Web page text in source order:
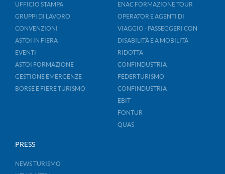
UFFICIO STAMPA
GRUPPI DI LAVORO
CONVENZIONI
ASTOI IN FIERA
EVENTI
ASTOI FORMAZIONE
GESTIONE EMERGENZE
BORSE E FIERE TURISMO
ENAC FORMAZIONE TOUR
OPERATOR E AGENTI DI
VIAGGIO - PASSEGGERI CON
DISABILITÀ E A MOBILITÀ
RIDOTTA
CONFINDUSTRIA
FEDERTURISMO
CONFINDUSTRIA
EBIT
FONTUR
QUAS
PRESS
NEWS TURISMO